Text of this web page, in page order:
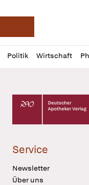
Deutsche
Politik Wirtschaft
Profil
öffnen
Daz
Pur
Deutscher
Service
Newsletter
Über uns